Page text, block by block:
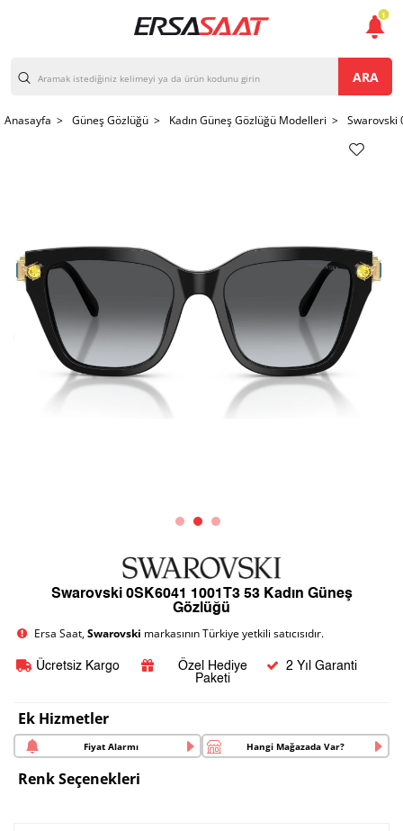
ARA
Anasayfa > Güneş Gözlüğü > Kadın Güneş Gözlüğü Modelleri > Swarovski
Swarovski 0SK6041 1001T3 53 Kadın Güneş
Gözlüğü
Ersa Saat,Swarovski markasının Türkiye yetkili satıcısıdır.
Ücretsiz Kargo
Özel Hediye
Paketi
2 Yıl Garanti
Ek Hizmetler
Fiyat Alarmı Hangi Mağazada Var?
Renk Seçenekleri
1